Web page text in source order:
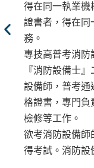
持有不同科別之技師
各該科別之技師業
含『消防設備師』及
高考通過者稱為消防
備士，考取後領有合
設計、監造、裝置、
四大領域的學分後始
畢業即可參加考試。